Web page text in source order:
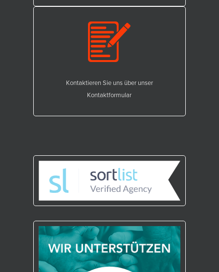
Kontaktieren Sie uns über unser
Kontaktformular